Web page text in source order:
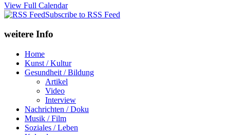
View Full Calendar
Subscribe to RSS Feed
weitere Info
Home
Kunst / Kultur
Gesundheit / Bildung
Artikel
Video
Interview
Nachrichten / Doku
Musik / Film
Soziales / Leben